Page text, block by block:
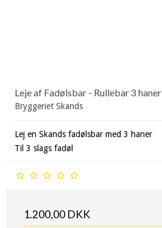
Leje af Fadølsbar - Rullebar 3 haner
Bryggeriet Skands
Lej en Skands fadølsbar med 3 haner
Til 3 slags fadøl
1.200,00 DKK